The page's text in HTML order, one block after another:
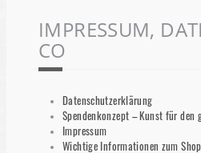
IMPRESSUM,
CO
Datenschutzerklärung
Spendenkonzept – Kunst für den
Impressum
Wichtige Informationen zum